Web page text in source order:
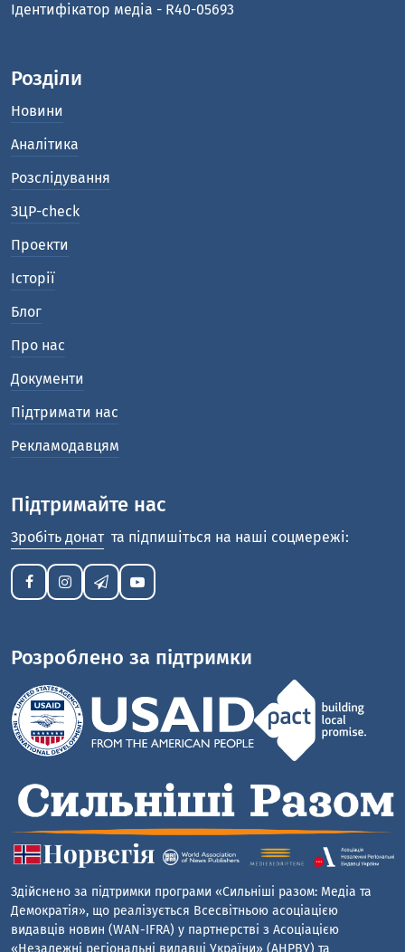
Ідентифікатор медіа - R40-05693
Розділи
Новини
Аналітика
Розслідування
ЗЦР-check
Проекти
Історії
Блог
Про нас
Документи
Підтримати нас
Рекламодавцям
Підтримайте нас
Зробіть донат та підпишіться на наші соцмережі:
Розроблено за підтримки
Здійснено за підтримки програми «Сильніші разом: Медіа та
Демократія», що реалізується Всесвітньою асоціацією
видавців новин (WAN-IFRA) у партнерстві з Асоціацією
«Незалежні регіональні видавці України» (АНРВУ) та